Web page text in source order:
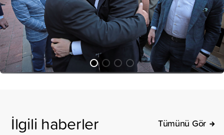
İlgili haberler Tümünü Gör